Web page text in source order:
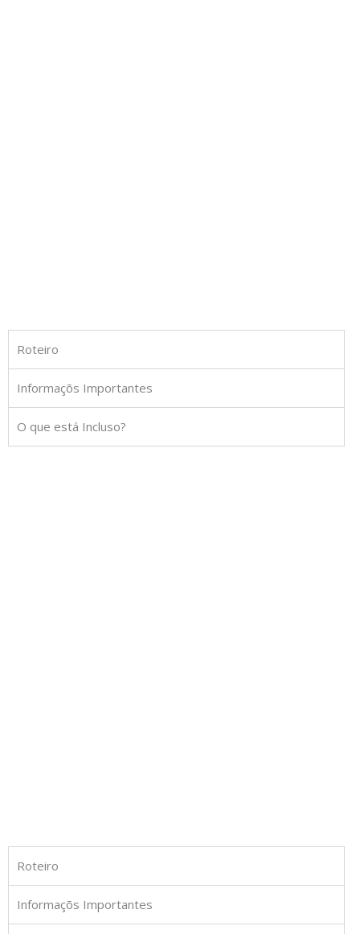
Roteiro
Informaçõs Importantes
O que está Incluso?
Roteiro
Informaçõs Importantes